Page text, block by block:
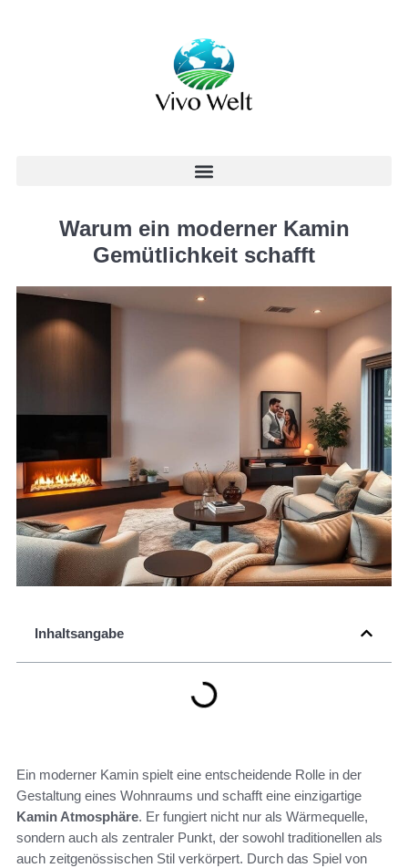
Warum ein moderner Kamin
Gemütlichkeit schafft
Inhaltsangabe
Ein moderner Kamin spielt eine entscheidende Rolle in der
Gestaltung eines Wohnraums und schafft eine einzigartige
Kamin Atmosphäre. Er fungiert nicht nur als Wärmequelle,
sondern auch als zentraler Punkt, der sowohl traditionellen als
auch zeitgenössischen Stil verkörpert. Durch das Spiel von